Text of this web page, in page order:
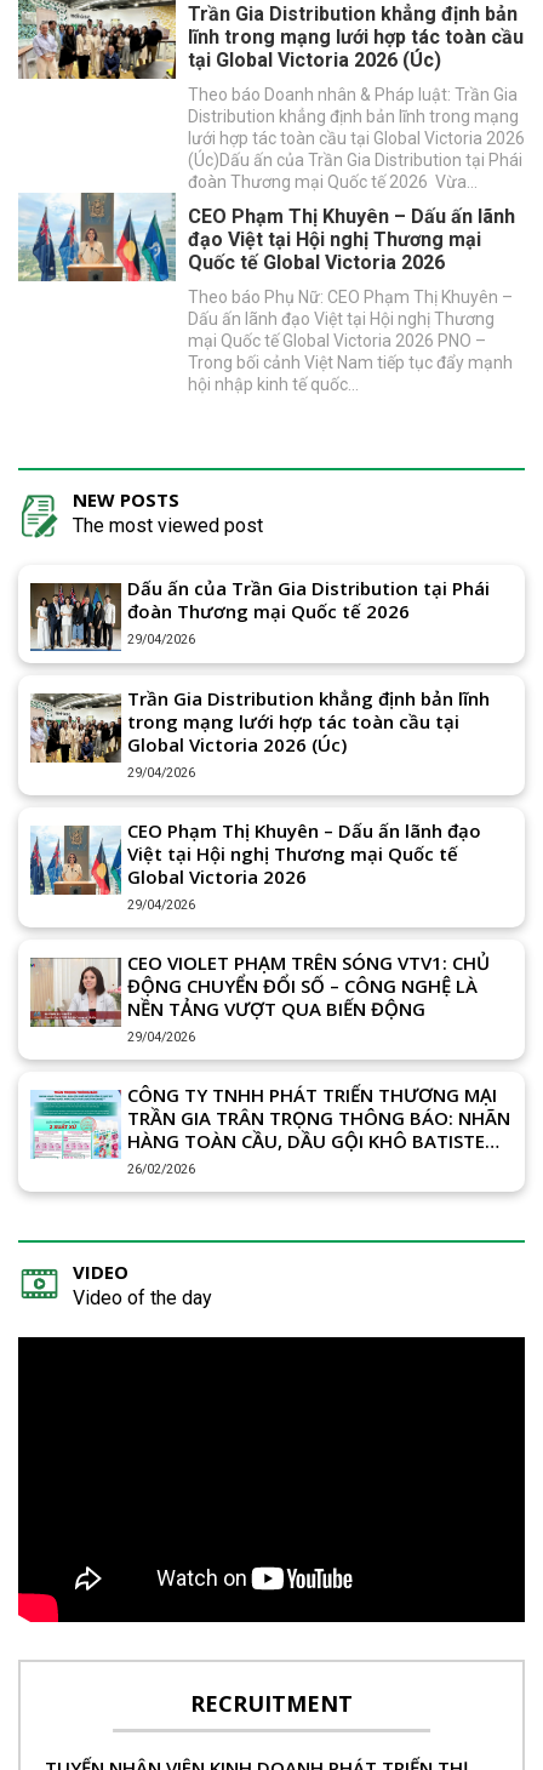
Trần Gia Distribution khẳng định bản
lĩnh trong mạng lưới hợp tác toàn cầu
tại Global Victoria 2026 (Úc)
Theo báo Doanh nhân & Pháp luật: Trần Gia
Distribution khẳng định bản lĩnh trong mạng
lưới hợp tác toàn cầu tại Global Victoria 2026
(Úc)Dấu ấn của Trần Gia Distribution tại Phái
đoàn Thương mại Quốc tế 2026 Vừa…
CEO Phạm Thị Khuyên – Dấu ấn lãnh
đạo Việt tại Hội nghị Thương mại
Quốc tế Global Victoria 2026
Theo báo Phụ Nữ: CEO Phạm Thị Khuyên –
Dấu ấn lãnh đạo Việt tại Hội nghị Thương
mại Quốc tế Global Victoria 2026 PNO –
Trong bối cảnh Việt Nam tiếp tục đẩy mạnh
hội nhập kinh tế quốc…
NEW POSTS
The most viewed post
Dấu ấn của Trần Gia Distribution tại Phái
đoàn Thương mại Quốc tế 2026
29/04/2026
Trần Gia Distribution khẳng định bản lĩnh
trong mạng lưới hợp tác toàn cầu tại
Global Victoria 2026 (Úc)
29/04/2026
CEO Phạm Thị Khuyên – Dấu ấn lãnh đạo
Việt tại Hội nghị Thương mại Quốc tế
Global Victoria 2026
29/04/2026
CEO VIOLET PHẠM TRÊN SÓNG VTV1: CHỦ
ĐỘNG CHUYỂN ĐỔI SỐ – CÔNG NGHỆ LÀ
NỀN TẢNG VƯỢT QUA BIẾN ĐỘNG
29/04/2026
CÔNG TY TNHH PHÁT TRIỂN THƯƠNG MẠI
TRẦN GIA TRÂN TRỌNG THÔNG BÁO: NHÃN
HÀNG TOÀN CẦU, DẦU GỘI KHÔ BATISTE
GỒM 2 XUẤT XỨ VƯƠNG QUỐC ANH (UK) &
THÁI LAN (THAILAND)
26/02/2026
VIDEO
Video of the day
RECRUITMENT